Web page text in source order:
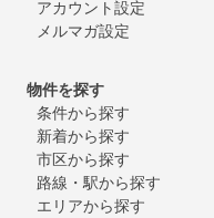
アカウント設定
メルマガ設定
物件を探す
条件から探す
新着から探す
市区から探す
路線・駅から探す
エリアから探す